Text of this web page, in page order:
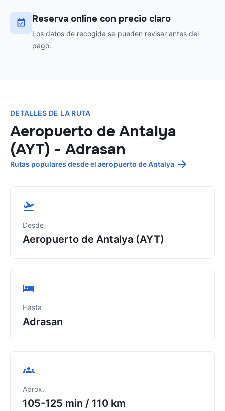
Reserva online con precio claro
Los datos de recogida se pueden revisar antes del
pago.
DETALLES DE LA RUTA
Aeropuerto de Antalya
(AYT) - Adrasan
Rutas populares desde el aeropuerto de Antalya
Desde
Aeropuerto de Antalya (AYT)
Hasta
Adrasan
Aprox.
105-125 min / 110 km